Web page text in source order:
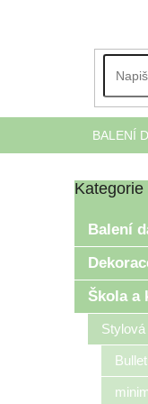
BALENÍ
P
r
n
Přeskočit
Kategorie
Balení
Škola a